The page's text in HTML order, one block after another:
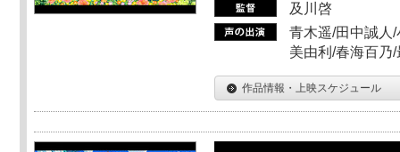
及川啓
青木遥/田中誠人
美由利/春海百乃
作品情報・上映スケジュール